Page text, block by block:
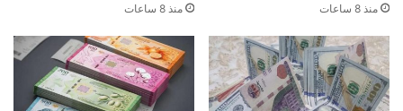
منذ 8 ساعات منذ 8 ساعات